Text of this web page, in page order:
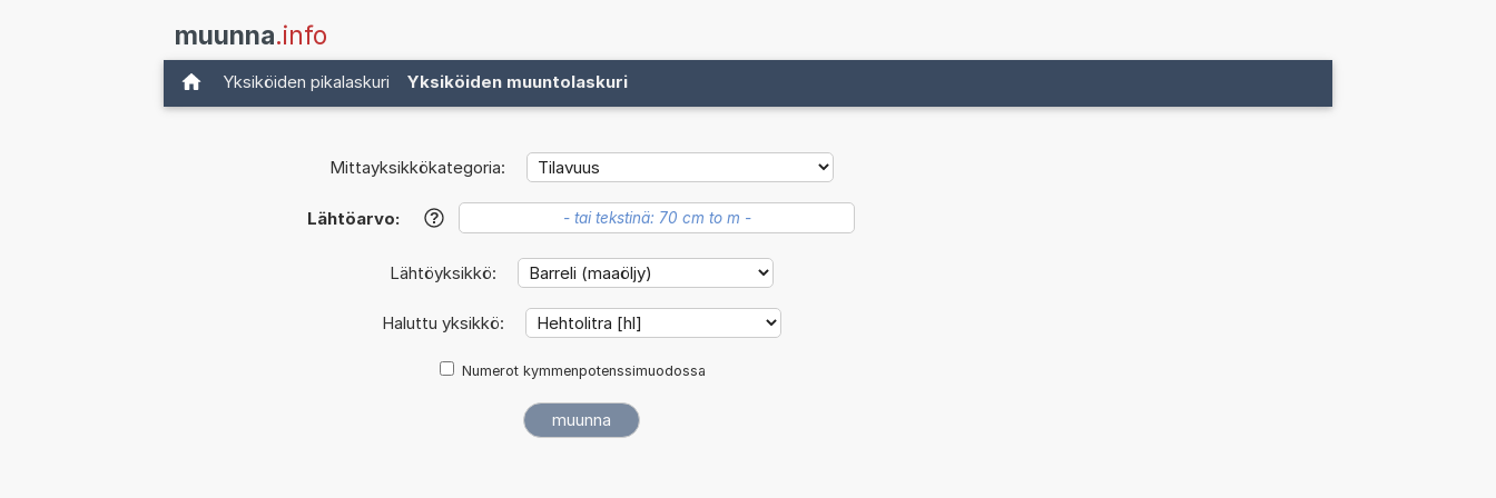
muunna.info
Yksiköiden pikalaskuri Yksiköiden muuntolaskuri
Mittayksikkökategoria:
Lähtöarvo: ?
Lähtöyksikkö:
Haluttu yksikkö:
Numerot kymmenpotenssimuodossa